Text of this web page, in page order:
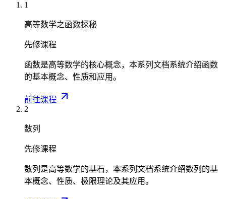
1
高等数学之函数探秘
先修课程
函数是高等数学的核心概念，本系列文档系统介绍函数
的基本概念、性质和应用。
前往课程
2
数列
先修课程
数列是高等数学的基石，本系列文档系统介绍数列的基
本概念、性质、极限理论及其应用。